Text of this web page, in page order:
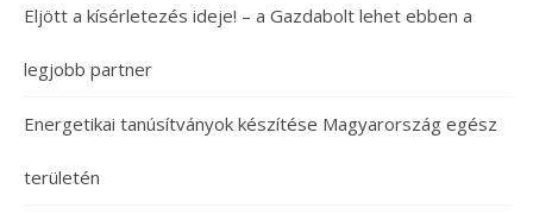
Eljött a kísérletezés ideje! – a Gazdabolt lehet ebben a
legjobb partner
Energetikai tanúsítványok készítése Magyarország egész
területén